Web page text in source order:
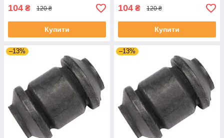
104 ₴ 120 ₴
Купити
104 ₴ 120 ₴
Купити
–13% –13%